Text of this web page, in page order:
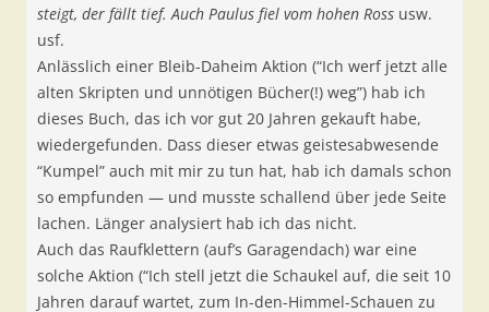
steigt, der fällt tief. Auch Paulus fiel vom hohen Ross usw.
usf.
Anlässlich einer Bleib-Daheim Aktion (“Ich werf jetzt alle
alten Skripten und unnötigen Bücher(!) weg”) hab ich
dieses Buch, das ich vor gut 20 Jahren gekauft habe,
wiedergefunden. Dass dieser etwas geistesabwesende
“Kumpel” auch mit mir zu tun hat, hab ich damals schon
so empfunden — und musste schallend über jede Seite
lachen. Länger analysiert hab ich das nicht.
Auch das Raufklettern (auf’s Garagendach) war eine
solche Aktion (“Ich stell jetzt die Schaukel auf, die seit 10
Jahren darauf wartet, zum In-den-Himmel-Schauen zu